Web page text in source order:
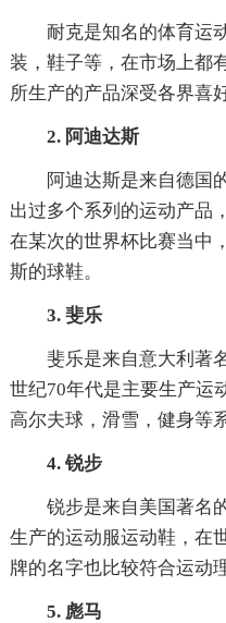
耐克是知名的体育运
装，鞋子等，在市场上都
所生产的产品深受各界喜
2. 阿迪达斯
阿迪达斯是来自德国
出过多个系列的运动产品
在某次的世界杯比赛当中
斯的球鞋。
3. 斐乐
斐乐是来自意大利著
世纪70年代是主要生产运
高尔夫球，滑雪，健身等
4. 锐步
锐步是来自美国著名
生产的运动服运动鞋，在
牌的名字也比较符合运动
5. 彪马